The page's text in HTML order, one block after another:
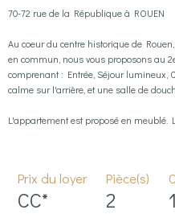
70-72 rue de la République à ROUEN
Au coeur du centre historique de
en commun, nous vous proposons au
comprenant : Entrée, Séjour lumineux,
calme sur l'arrière, et une salle de
L'appartement est proposé en meublé.
Prix du loyer
CC*
Pièce(s)
2 1